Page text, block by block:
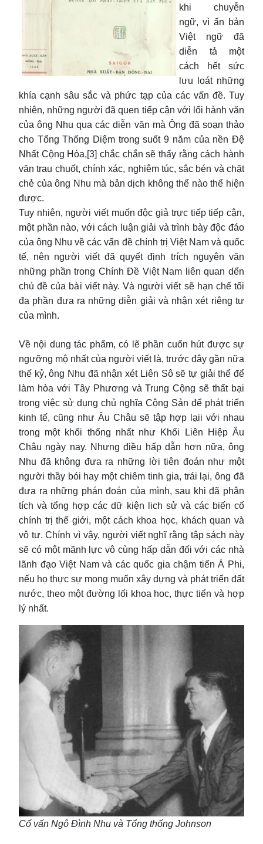
khi chuyễn
ngữ, vì ấn bản
Việt ngữ đã
diễn tả một
cách hết sức
lưu loát những
khía cạnh sâu sắc và phức tạp của các vấn đề. Tuy
nhiên, những người đã quen tiếp cận với lối hành văn
của ông Nhu qua các diễn văn mà Ông đã soạn thảo
cho Tổng Thống Diệm trong suốt 9 năm của nền Đệ
Nhất Cộng Hòa,[3] chắc chắn sẽ thấy rằng cách hành
văn trau chuốt, chính xác, nghiêm túc, sắc bén và chặt
chẻ của ông Nhu mà bản dịch không thể nào thể hiện
được.
Tuy nhiên, người viết muốn độc giả trực tiếp tiếp cận,
một phần nào, với cách luận giải và trình bày độc đáo
của ông Nhu về các vấn đề chính trị Việt Nam và quốc
tế, nên người viết đã quyết định trích nguyên văn
những phần trong Chính Đề Việt Nam liên quan dến
chủ đề của bài viết này. Và người viết sẽ hạn chế tối
đa phần đưa ra những diễn giải và nhận xét riêng tư
của mình.
Về nội dung tác phẩm, có lẽ phần cuốn hút được sự
ngưỡng mộ nhất của người viết là, trước đây gần nữa
thế kỷ, ông Nhu đã nhận xét Liên Sô sẽ tự giải thể để
làm hòa với Tây Phương và Trung Cộng sẽ thất bại
trong việc sử dụng chủ nghĩa Cộng Sản để phát triển
kinh tế, cũng như Âu Châu sẽ tập hợp lạii với nhau
trong một khối thống nhất như Khối Liên Hiệp Âu
Châu ngày nay. Nhưng điều hấp dẫn hơn nữa, ông
Nhu đã không đưa ra những lời tiên đoán như một
người thầy bói hay một chiêm tinh gia, trái lại, ông đã
đưa ra những phán đoán của mình, sau khi đã phân
tích và tổng hợp các dữ kiện lich sử và các biến cố
chính trị thế giới, một cách khoa học, khách quan và
vô tư. Chính vì vậy, người viết nghĩ rằng tập sách này
sẽ có một mãnh lực vô cùng hấp dẫn đối với các nhà
lãnh đạo Việt Nam và các quốc gia chậm tiến Á Phi,
nếu họ thực sự mong muốn xây dựng và phát triển đất
nước, theo một đường lối khoa hoc, thực tiển và hợp
lý nhất.
Cố vấn Ngô Đình Nhu và Tổng thống Johnson